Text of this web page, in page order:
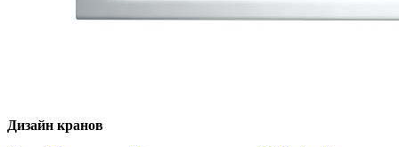
Дизайн кранов